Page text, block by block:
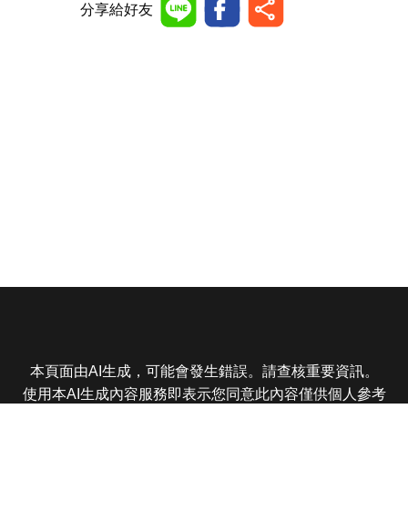
分享給好友
本頁面由AI生成，可能會發生錯誤。請查核重要資訊。
使用本AI生成內容服務即表示您同意此內容僅供個人參考